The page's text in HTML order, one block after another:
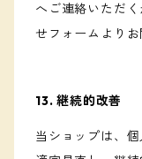
へご連絡いただ
せフォームよりお
13. 継続的改善
当ショップは、